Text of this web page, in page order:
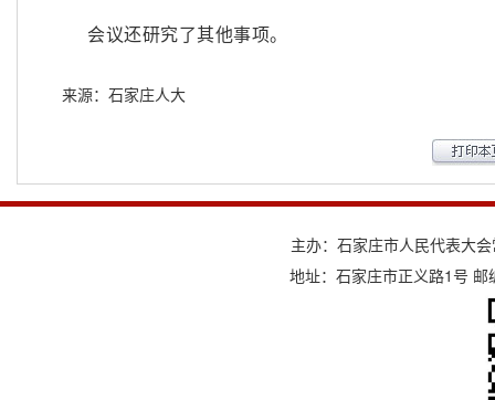
会议还研究了其他事项。
来源：石家庄人大
主办：石家庄市人民代表大
地址：石家庄市正义路1号